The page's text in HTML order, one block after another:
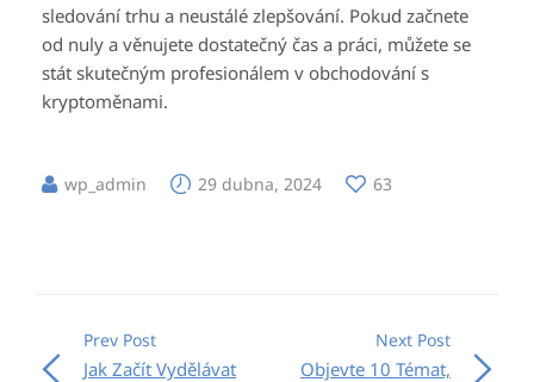
sledování trhu a neustálé zlepšování. Pokud začnete
od nuly a věnujete dostatečný čas a práci, můžete se
stát skutečným profesionálem v obchodování s
kryptoměnami.
wp_admin 29 dubna, 2024 63
Prev Post
Jak Začít Vydělávat
Next Post
Objevte 10 Témat,